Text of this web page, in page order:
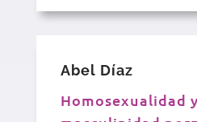
Abel Díaz
Homosexualidad y